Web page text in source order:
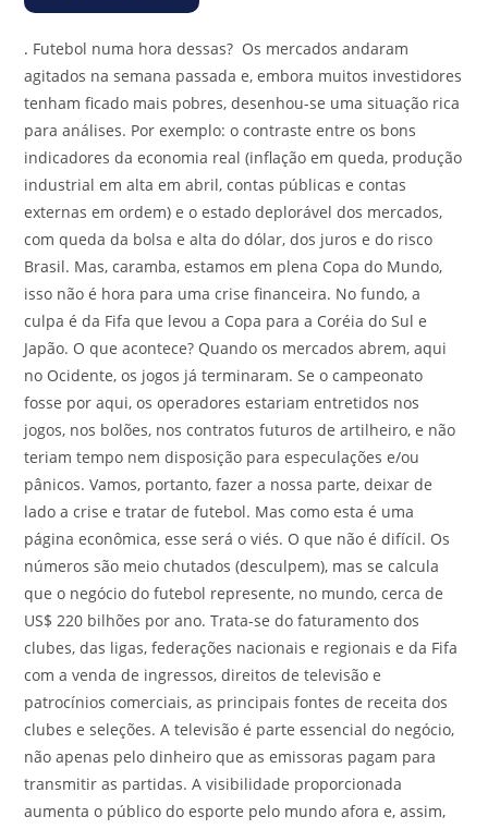
. Futebol numa hora dessas? Os mercados andaram
agitados na semana passada e, embora muitos investidores
tenham ficado mais pobres, desenhou-se uma situação rica
para análises. Por exemplo: o contraste entre os bons
indicadores da economia real (inflação em queda, produção
industrial em alta em abril, contas públicas e contas
externas em ordem) e o estado deplorável dos mercados,
com queda da bolsa e alta do dólar, dos juros e do risco
Brasil. Mas, caramba, estamos em plena Copa do Mundo,
isso não é hora para uma crise financeira. No fundo, a
culpa é da Fifa que levou a Copa para a Coréia do Sul e
Japão. O que acontece? Quando os mercados abrem, aqui
no Ocidente, os jogos já terminaram. Se o campeonato
fosse por aqui, os operadores estariam entretidos nos
jogos, nos bolões, nos contratos futuros de artilheiro, e não
teriam tempo nem disposição para especulações e/ou
pânicos. Vamos, portanto, fazer a nossa parte, deixar de
lado a crise e tratar de futebol. Mas como esta é uma
página econômica, esse será o viés. O que não é difícil. Os
números são meio chutados (desculpem), mas se calcula
que o negócio do futebol represente, no mundo, cerca de
US$ 220 bilhões por ano. Trata-se do faturamento dos
clubes, das ligas, federações nacionais e regionais e da Fifa
com a venda de ingressos, direitos de televisão e
patrocínios comerciais, as principais fontes de receita dos
clubes e seleções. A televisão é parte essencial do negócio,
não apenas pelo dinheiro que as emissoras pagam para
transmitir as partidas. A visibilidade proporcionada
aumenta o público do esporte pelo mundo afora e, assim,